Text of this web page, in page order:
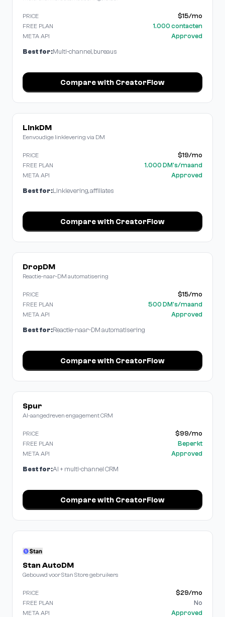
PRICE $15/mo
FREE PLAN 1.000 contacten
META API Approved
Best for:Multi-channel, bureaus
Compare with CreatorFlow
LinkDM
Eenvoudige linklevering via DM
PRICE $19/mo
FREE PLAN 1.000 DM's/maand
META API Approved
Best for:Linklevering, affiliates
Compare with CreatorFlow
DropDM
Reactie-naar-DM automatisering
PRICE $15/mo
FREE PLAN 500 DM's/maand
META API Approved
Best for:Reactie-naar-DM automatisering
Compare with CreatorFlow
Spur
AI-aangedreven engagement CRM
PRICE $99/mo
FREE PLAN Beperkt
META API Approved
Best for:AI + multi-channel CRM
Compare with CreatorFlow
Stan AutoDM
Gebouwd voor Stan Store gebruikers
PRICE $29/mo
FREE PLAN No
META API Approved